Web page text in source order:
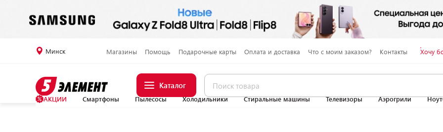
Минск Магазины Помощь Подарочные карты Оплата и доставка Что с моим заказом? Контакты Хочу
Каталог
АКЦИИ Смартфоны Пылесосы Холодильники Стиральные машины Телевизоры Аэрогрили